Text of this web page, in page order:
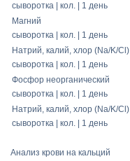
сыворотка | кол. | 1 день
Магний
сыворотка | кол. | 1 день
Натрий, калий, хлор (Na/K/Cl)
сыворотка | кол. | 1 день
Фосфор неорганический
сыворотка | кол. | 1 день
Натрий, калий, хлор (Na/K/Cl)
сыворотка | кол. | 1 день
Анализ крови на кальций